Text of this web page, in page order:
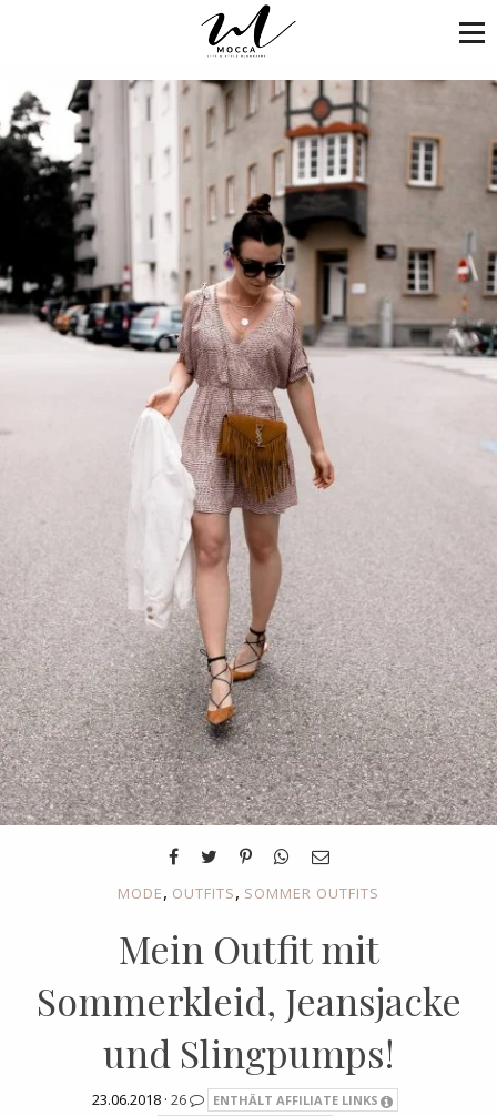
MODE, OUTFITS, SOMMER OUTFITS
Mein Outfit mit
Sommerkleid, Jeansjacke
und Slingpumps!
23.06.2018 · 26
ENTHÄLT AFFILIATE LINKS